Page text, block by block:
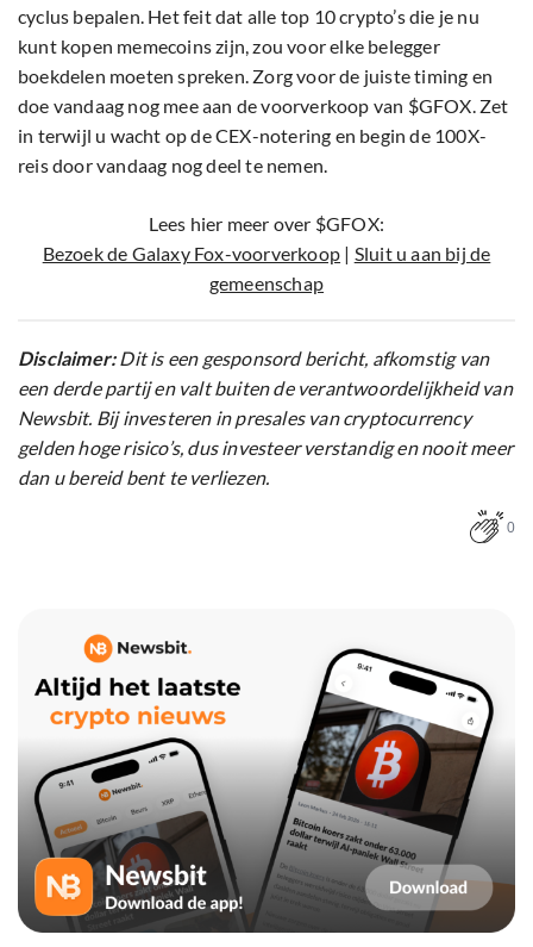
cyclus bepalen. Het feit dat alle top 10 crypto’s die je nu
kunt kopen memecoins zijn, zou voor elke belegger
boekdelen moeten spreken. Zorg voor de juiste timing en
doe vandaag nog mee aan de voorverkoop van $GFOX. Zet
in terwijl u wacht op de CEX-notering en begin de 100X-
reis door vandaag nog deel te nemen.
Lees hier meer over $GFOX:
Bezoek de Galaxy Fox-voorverkoop | Sluit u aan bij de
gemeenschap
Disclaimer:Dit is een gesponsord bericht, afkomstig van
een derde partij en valt buiten de verantwoordelijkheid van
Newsbit. Bij investeren in presales van cryptocurrency
gelden hoge risico’s, dus investeer verstandig en nooit meer
dan u bereid bent te verliezen.
0